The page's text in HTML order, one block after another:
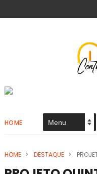
HOME
HOME > DESTAQUE >